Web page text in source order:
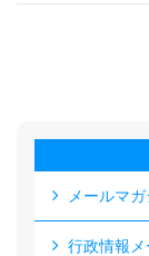
メールマ
行政情報メ